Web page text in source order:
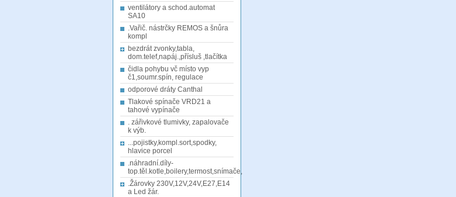
ventilátory a schod.automat
SA10
.Vařič. nástrčky REMOS a šnůra
kompl
bezdrát zvonky,tabla,
dom.telef,napáj.,přísluš ,tlačítka
čidla pohybu vč místo vyp
č1,soumr.spín, regulace
odporové dráty Canthal
Tlakové spínače VRD21 a
tahové vypínače
. zářivkové tlumivky, zapalovače
k výb.
...pojistky,kompl.sort,spodky,
hlavice porcel
.náhradní.díly-
top.těl.kotle,boilery,termost,snímače,
.Žárovky 230V,12V,24V,E27,E14
a Led žár.